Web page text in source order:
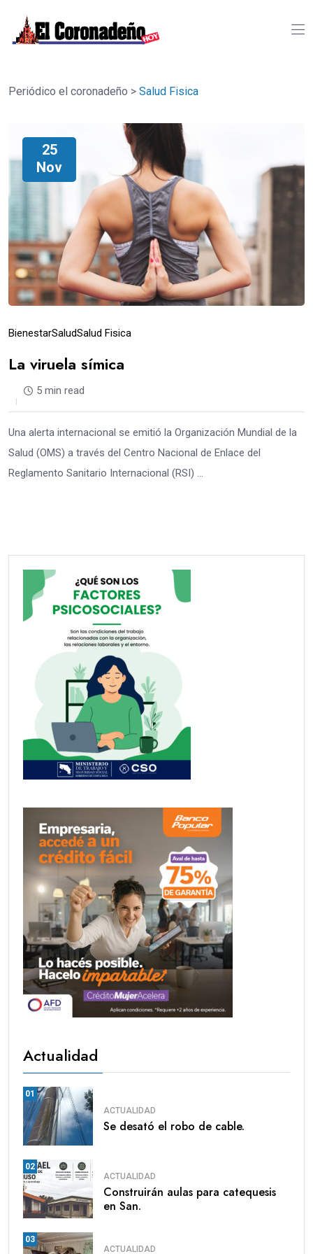
Periódico el coronadeño > Salud Fisica
25
Nov
BienestarSaludSalud Fisica
La viruela símica
5 min read
Una alerta internacional se emitió la Organización Mundial de la
Salud (OMS) a través del Centro Nacional de Enlace del
Reglamento Sanitario Internacional (RSI) …
Actualidad
01
ACTUALIDAD
Se desató el robo de cable.
02
ACTUALIDAD
Construirán aulas para catequesis
en San.
03
ACTUALIDAD